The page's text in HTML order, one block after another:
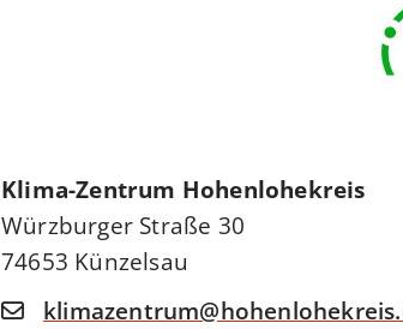
Klima-Zentrum Hohenlohekreis
Würzburger Straße 30
74653 Künzelsau